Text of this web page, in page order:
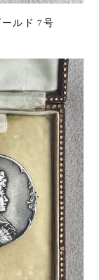
ルド 7号